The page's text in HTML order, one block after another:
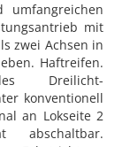
umfangreichen
mit
zwei Achsen in
Haftreifen.
Dreilicht-
konventionell
an Lokseite 2